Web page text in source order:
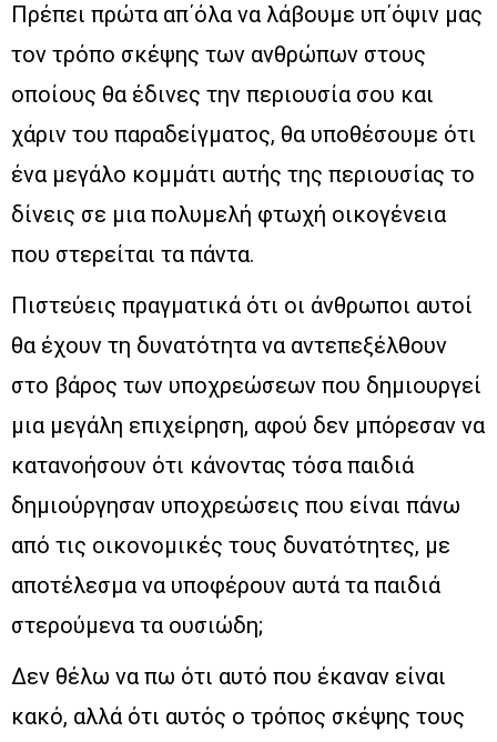
Πρέπει πρώτα απ΄όλα να λάβουμε υπ΄όψιν μας
τον τρόπο σκέψης των ανθρώπων στους
οποίους θα έδινες την περιουσία σου και
χάριν του παραδείγματος, θα υποθέσουμε ότι
ένα μεγάλο κομμάτι αυτής της περιουσίας το
δίνεις σε μια πολυμελή φτωχή οικογένεια
που στερείται τα πάντα.
Πιστεύεις πραγματικά ότι οι άνθρωποι αυτοί
θα έχουν τη δυνατότητα να αντεπεξέλθουν
στο βάρος των υποχρεώσεων που δημιουργεί
μια μεγάλη επιχείρηση, αφού δεν μπόρεσαν να
κατανοήσουν ότι κάνοντας τόσα παιδιά
δημιούργησαν υποχρεώσεις που είναι πάνω
από τις οικονομικές τους δυνατότητες, με
αποτέλεσμα να υποφέρουν αυτά τα παιδιά
στερούμενα τα ουσιώδη;
Δεν θέλω να πω ότι αυτό που έκαναν είναι
κακό, αλλά ότι αυτός ο τρόπος σκέψης τους